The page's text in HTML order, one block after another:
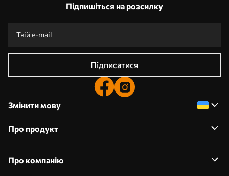
Підпишіться на розсилку
Підписатися
Змінити мову
Про продукт
Про компанію